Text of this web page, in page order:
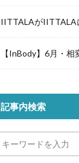
IITTALAがIITTALA
【InBody】6月・
記事内検索